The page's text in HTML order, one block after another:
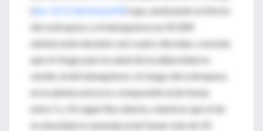
doi: 10.1136/bmj.b496 ) que, analizando el efecto
del sobrepeso y el tabaquismo en 45.000
adolescente durante casi cuatro décadas, concluía
que el riesgo para la salud de la adiposidad es
similar al del tabaquismo: el riesgo del sobrepeso
en la adolescencia es comparable al de fumar
entre 1 y 10 cigarrillos diarios, mientras que el de
la obesidad se asemeja al de fumar más de 10